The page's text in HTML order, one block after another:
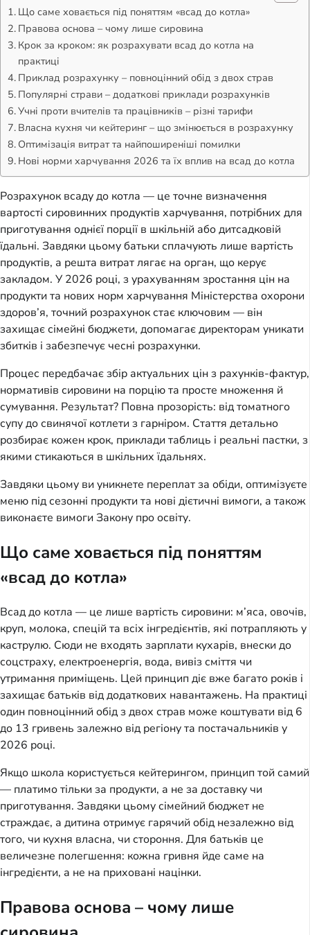
Що саме ховається під поняттям «всад до котла»
Правова основа – чому лише сировина
Крок за кроком: як розрахувати всад до котла на
практиці
Приклад розрахунку – повноцінний обід з двох страв
Популярні страви – додаткові приклади розрахунків
Учні проти вчителів та працівників – різні тарифи
Власна кухня чи кейтеринг – що змінюється в розрахунку
Оптимізація витрат та найпоширеніші помилки
Нові норми харчування 2026 та їх вплив на всад до котла
Розрахунок всаду до котла — це точне визначення
вартості сировинних продуктів харчування, потрібних для
приготування однієї порції в шкільній або дитсадковій
їдальні. Завдяки цьому батьки сплачують лише вартість
продуктів, а решта витрат лягає на орган, що керує
закладом. У 2026 році, з урахуванням зростання цін на
продукти та нових норм харчування Міністерства охорони
здоров’я, точний розрахунок стає ключовим — він
захищає сімейні бюджети, допомагає директорам уникати
збитків і забезпечує чесні розрахунки.
Процес передбачає збір актуальних цін з рахунків-фактур,
нормативів сировини на порцію та просте множення й
сумування. Результат? Повна прозорість: від томатного
супу до свинячої котлети з гарніром. Стаття детально
розбирає кожен крок, приклади таблиць і реальні пастки, з
якими стикаються в шкільних їдальнях.
Завдяки цьому ви уникнете переплат за обіди, оптимізуєте
меню під сезонні продукти та нові дієтичні вимоги, а також
виконаєте вимоги Закону про освіту.
Що саме ховається під поняттям
«всад до котла»
Всад до котла — це лише вартість сировини: м’яса, овочів,
круп, молока, спецій та всіх інгредієнтів, які потрапляють у
каструлю. Сюди не входять зарплати кухарів, внески до
соцстраху, електроенергія, вода, вивіз сміття чи
утримання приміщень. Цей принцип діє вже багато років і
захищає батьків від додаткових навантажень. На практиці
один повноцінний обід з двох страв може коштувати від 6
до 13 гривень залежно від регіону та постачальників у
2026 році.
Якщо школа користується кейтерингом, принцип той самий
— платимо тільки за продукти, а не за доставку чи
приготування. Завдяки цьому сімейний бюджет не
страждає, а дитина отримує гарячий обід незалежно від
того, чи кухня власна, чи стороння. Для батьків це
величезне полегшення: кожна гривня йде саме на
інгредієнти, а не на приховані націнки.
Правова основа – чому лише